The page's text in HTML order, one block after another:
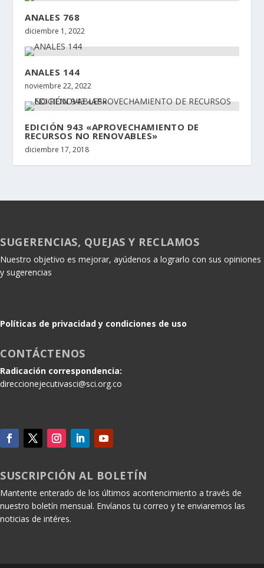
ANALES 768
diciembre 1, 2022
ANALES 144
noviembre 22, 2022
EDICIÓN 943 «APROVECHAMIENTO DE
RECURSOS NO RENOVABLES»
diciembre 17, 2018
SUGERENCIAS, QUEJAS Y RECLAMOS
Nuestro objetivo es mejorar, ayúdenos a lograrlo con sus opiniones
y sugerencias
Políticas de privacidad y condiciones de uso
CONTÁCTENOS
Radicación correspondencia:
direccionejecutivasci@sci.org.co
SUSCRIPCIÓN AL BOLETÍN
Mantente enterado de los últimos acontencimiento a través de
nuestro boletín mensual. Envíanos tu correo y te enviaremos las
noticias de intéres.